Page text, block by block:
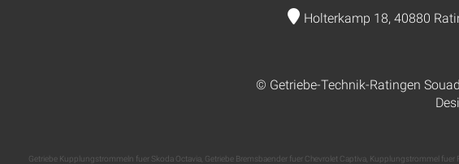
Holterkamp 18, 40880
© Getriebe-Technik-Ratingen
Getriebe Kupplungstrommeln fuer Skoda Octavia Getriebe Bremsbaender fuer Chevrolet Captiva Kupplungstrommel fuer